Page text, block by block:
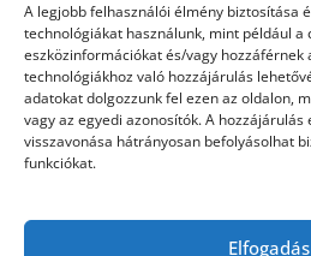
A legjobb felhasználói élmény biztosítása
technológiákat használunk, mint például a
eszközinformációkat és/vagy hozzáférnek
technológiákhoz való hozzájárulás
adatokat dolgozzunk fel ezen az oldalon,
vagy az egyedi azonosítók. A hozzájárulás
visszavonása hátrányosan befolyásolhat
funkciókat.
Elfogadás
Televízió
Vásárlás
Webshop